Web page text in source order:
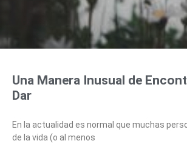
Una Manera Inusual de
Dar
En la actualidad es normal que muchas
de la vida (o al menos